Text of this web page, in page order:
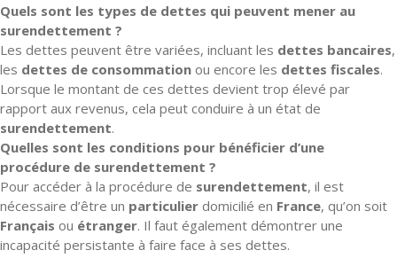
Quels sont les types de dettes qui peuvent mener au
surendettement ?
Les dettes peuvent être variées, incluant les dettes bancaires,
les dettes de consommation ou encore les dettes fiscales.
Lorsque le montant de ces dettes devient trop élevé par
rapport aux revenus, cela peut conduire à un état de
surendettement.
Quelles sont les conditions pour bénéficier d’une
procédure de surendettement ?
Pour accéder à la procédure de surendettement, il est
nécessaire d’être un particulier domicilié en France, qu’on soit
Français ou étranger. Il faut également démontrer une
incapacité persistante à faire face à ses dettes.